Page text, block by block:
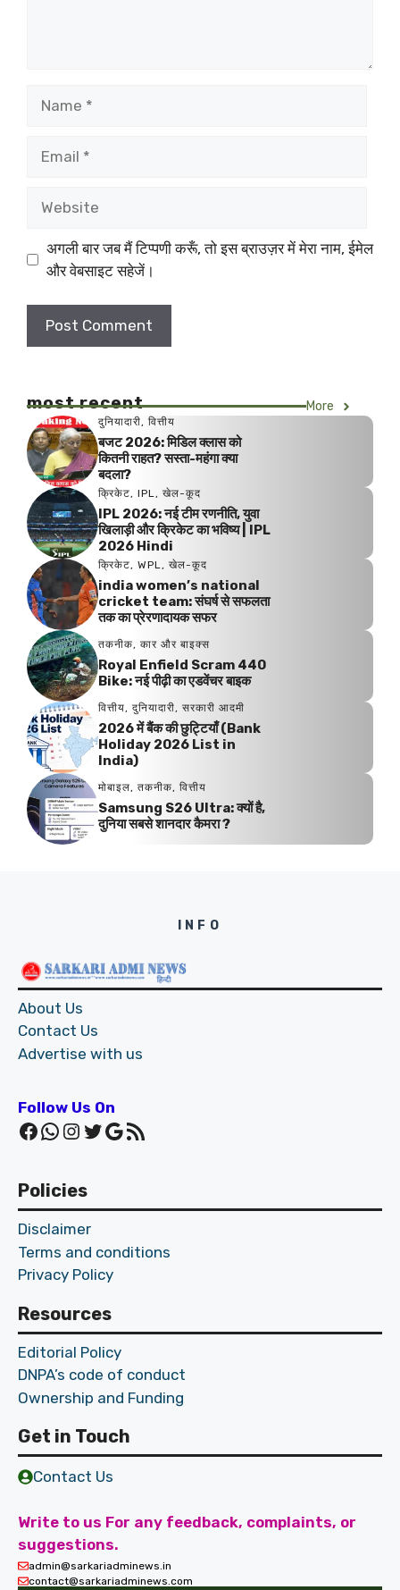
अगली बार जब मैं टिप्पणी करूँ, तो इस ब्राउज़र में मेरा नाम, ईमेल
और वेबसाइट सहेजें।
most recent More
दुनियादारी, वित्तीय
बजट 2026: मिडिल क्लास को
कितनी राहत? सस्ता-महंगा क्या
बदला?
क्रिकेट, IPL , खेल-कूद
IPL 2026: नई टीम रणनीति, युवा
खिलाड़ी और क्रिकेट का भविष्य | IPL
2026 Hindi
क्रिकेट, WPL , खेल-कूद
india women’s national
cricket team: संघर्ष से सफलता
तक का प्रेरणादायक सफर
तकनीक, कार और बाइक्स
Royal Enfield Scram 440
Bike: नई पीढ़ी का एडवेंचर बाइक
वित्तीय, दुनियादारी, सरकारी आदमी
2026 में बैंक की छुट्टियाँ (Bank
Holiday 2026 List in
India)
मोबाइल, तकनीक, वित्तीय
Samsung S26 Ultra: क्यों है,
दुनिया सबसे शानदार कैमरा ?
INFO
About Us
Contact Us
Advertise with us
Follow Us On
Facebook WhatsApp Instagram Twitter Google RSS Feed
Policies
Disclaimer
Terms and conditions
Privacy Policy
Resources
Editorial Policy
DNPA’s code of conduct
Ownership and Funding
Get in Touch
Contact Us
Write to us For any feedback, complaints, or
suggestions.
admin@sarkariadminews.in
contact@sarkariadminews.com